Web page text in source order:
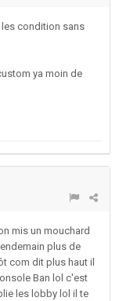
les condition sans
ya moin de
mis un mouchard
plus de
com dit plus haut il
Ban lol c'est
les lobby lol il te